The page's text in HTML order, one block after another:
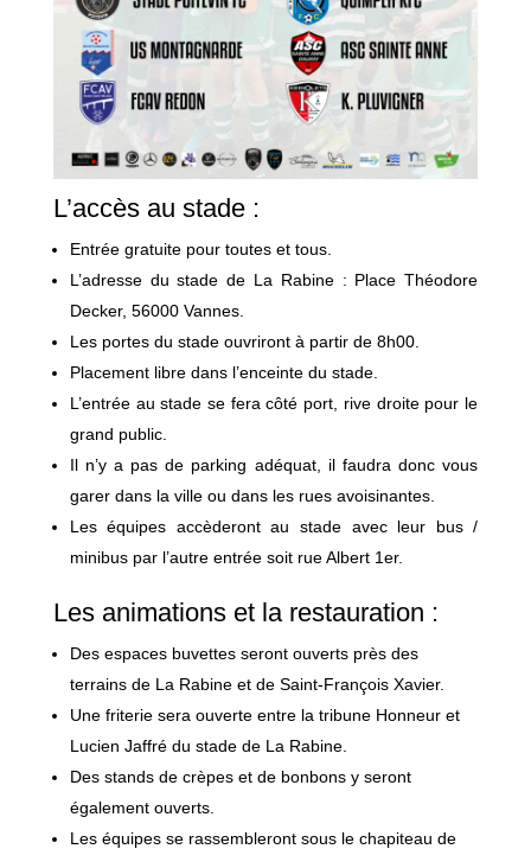
L’accès au stade :
Entrée gratuite pour toutes et tous.
L’adresse du stade de La Rabine : Place Théodore
Decker, 56000 Vannes.
Les portes du stade ouvriront à partir de 8h00.
Placement libre dans l’enceinte du stade.
L’entrée au stade se fera côté port, rive droite pour le
grand public.
Il n’y a pas de parking adéquat, il faudra donc vous
garer dans la ville ou dans les rues avoisinantes.
Les équipes accèderont au stade avec leur bus /
minibus par l’autre entrée soit rue Albert 1er.
Les animations et la restauration :
Des espaces buvettes seront ouverts près des
terrains de La Rabine et de Saint-François Xavier.
Une friterie sera ouverte entre la tribune Honneur et
Lucien Jaffré du stade de La Rabine.
Des stands de crèpes et de bonbons y seront
également ouverts.
Les équipes se rassembleront sous le chapiteau de